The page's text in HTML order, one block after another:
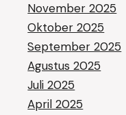
November 2025
Oktober 2025
September 2025
Agustus 2025
Juli 2025
April 2025